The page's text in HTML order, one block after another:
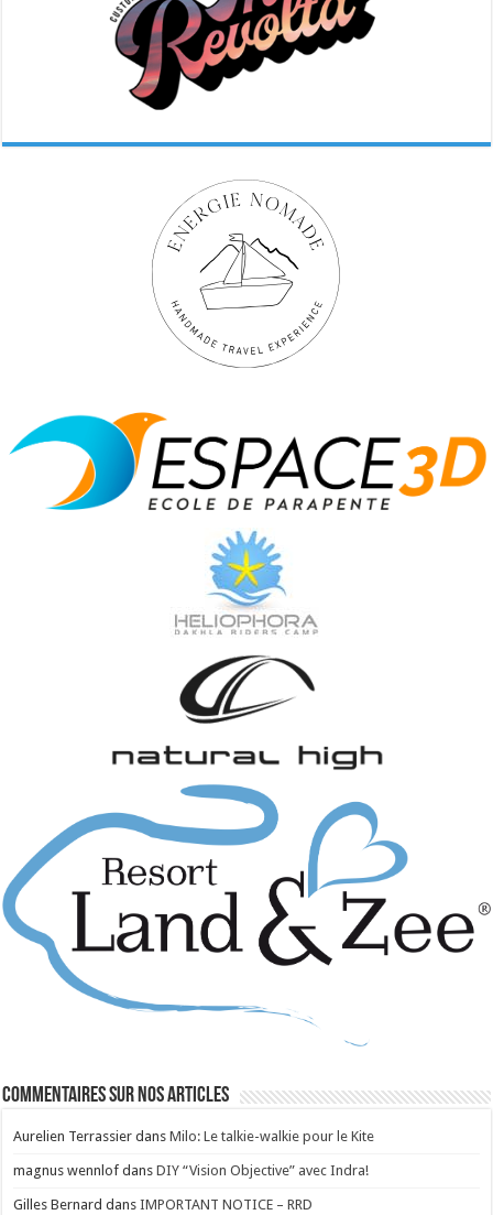
Commentaires sur nos articles
Aurelien Terrassier dansMilo: Le talkie-walkie pour le Kite
magnus wennlof dansDIY “Vision Objective” avec Indra!
Gilles Bernard dansIMPORTANT NOTICE – RRD